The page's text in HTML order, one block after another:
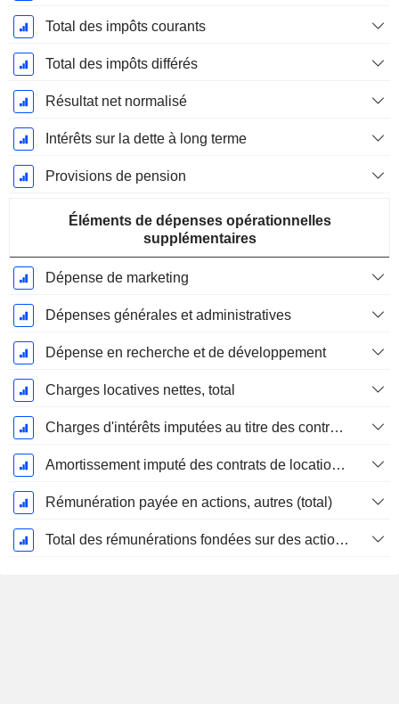
Total des impôts courants
Total des impôts différés
Résultat net normalisé
Intérêts sur la dette à long terme
Provisions de pension
Éléments de dépenses opérationnelles
supplémentaires
Dépense de marketing
Dépenses générales et administratives
Dépense en recherche et de développement
Charges locatives nettes, total
Charges d'intérêts imputées au titre des contrats de location
Amortissement imputé des contrats de location simple
Rémunération payée en actions, autres (total)
Total des rémunérations fondées sur des actions